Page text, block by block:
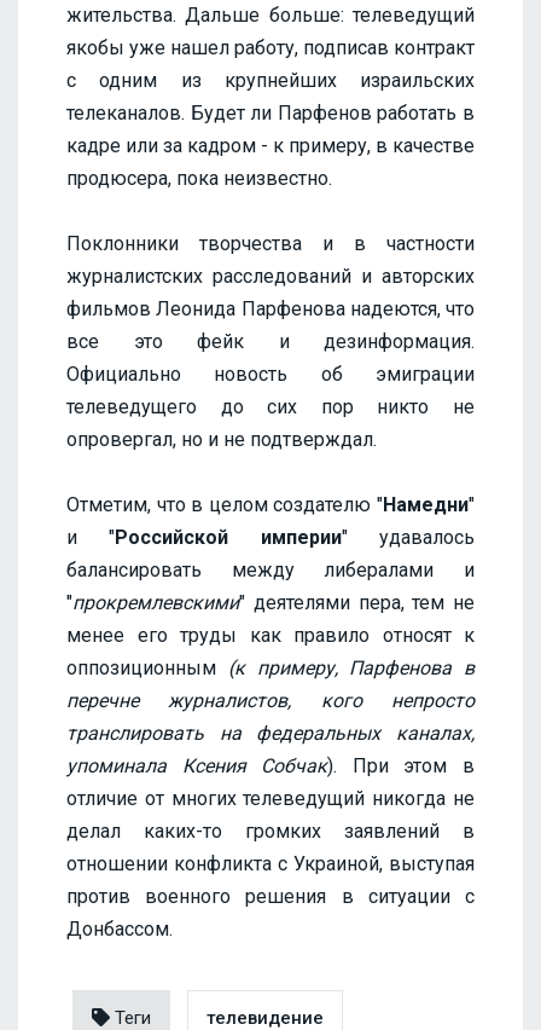
жительства. Дальше больше: телеведущий
якобы уже нашел работу, подписав контракт
с одним из крупнейших израильских
телеканалов. Будет ли Парфенов работать в
кадре или за кадром - к примеру, в качестве
продюсера, пока неизвестно.
Поклонники творчества и в частности
журналистских расследований и авторских
фильмов Леонида Парфенова надеются, что
все это фейк и дезинформация.
Официально новость об эмиграции
телеведущего до сих пор никто не
опровергал, но и не подтверждал.
Отметим, что в целом создателю "Намедни"
и "Российской империи" удавалось
балансировать между либералами и
"прокремлевскими" деятелями пера, тем не
менее его труды как правило относят к
оппозиционным (к примеру, Парфенова в
перечне журналистов, кого непросто
транслировать на федеральных каналах,
упоминала Ксения Собчак). При этом в
отличие от многих телеведущий никогда не
делал каких-то громких заявлений в
отношении конфликта с Украиной, выступая
против военного решения в ситуации с
Донбассом.
Теги телевидение